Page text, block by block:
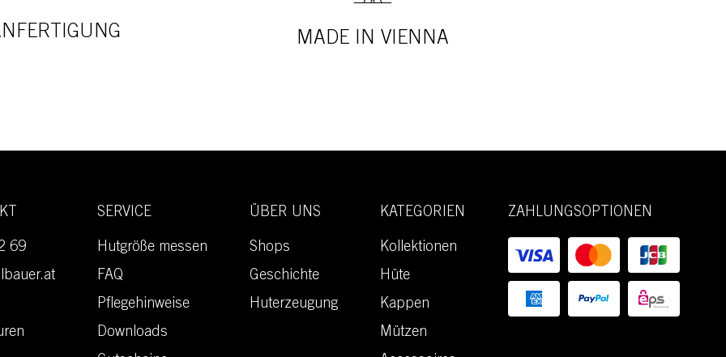
MADE IN VIENNA
69
SERVICE
Hutgröße messen
FAQ
Pflegehinweise
Downloads
ÜBER UNS
Shops
Geschichte
Huterzeugung
KATEGORIEN
Kollektionen
Hüte
Kappen
Mützen
ZAHLUNGSOPTIONEN